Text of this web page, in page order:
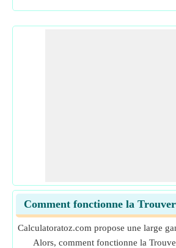
Comment fonctionne la
Calculatoratoz.com propose une large
Alors, comment fonctionne la